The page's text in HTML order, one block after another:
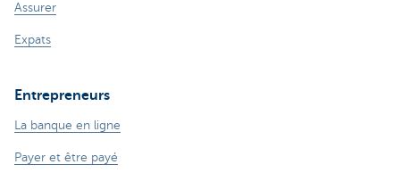
Assurer
Expats
Entrepreneurs
La banque en ligne
Payer et être payé